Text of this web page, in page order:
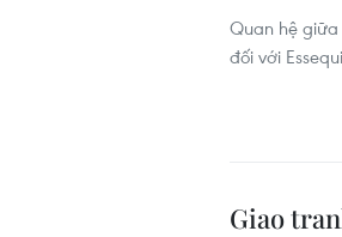
Quan hệ
đối với
Giao